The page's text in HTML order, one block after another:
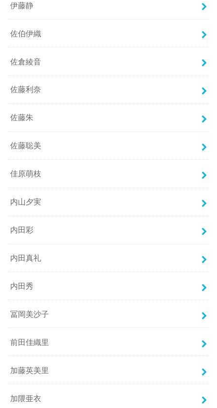
伊藤静
佐伯伊織
佐倉綾音
佐藤利奈
佐藤朱
佐藤聡美
佳原萌枝
内山夕実
内田彩
内田真礼
内田秀
冨岡美沙子
前田佳織里
加藤英美里
加隈亜衣